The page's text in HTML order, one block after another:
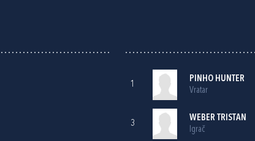
1
PINHO HUNTER
Vratar
3
WEBER TRISTAN
Igrač